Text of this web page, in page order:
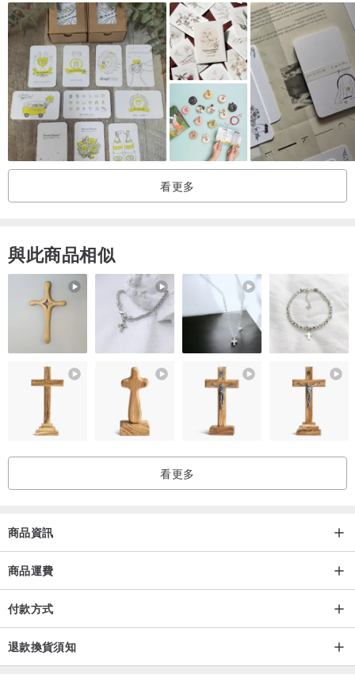
看更多
與此商品相似
看更多
商品資訊
商品運費
付款方式
退款換貨須知